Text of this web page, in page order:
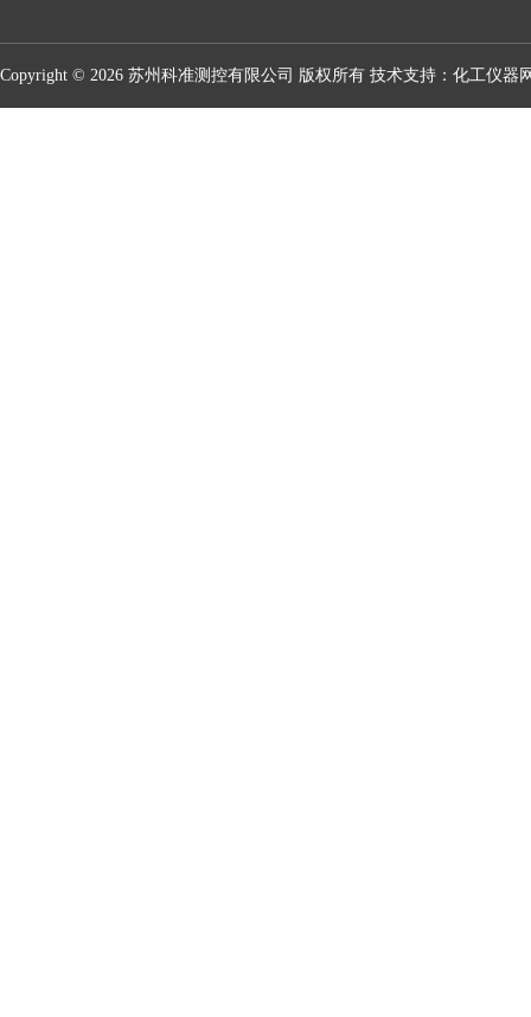
Copyright © 2026 苏州科准测控有限公司 版权所有 技术支持： 化工仪器